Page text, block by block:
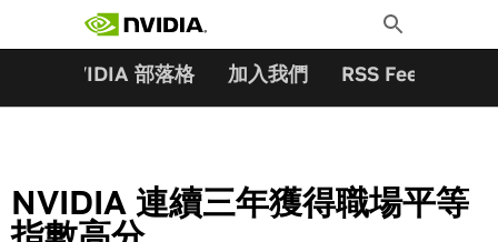
Toggle
Search
NVIDIA 部落格 加入我們 RSS Feeds
NVIDIA 連續三年獲得職場平等